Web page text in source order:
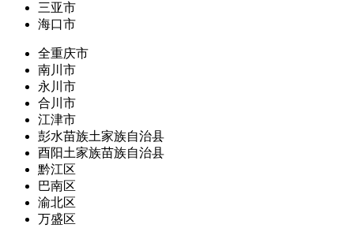
三亚市
海口市
全重庆市
南川市
永川市
合川市
江津市
彭水苗族土家族自治县
酉阳土家族苗族自治县
黔江区
巴南区
渝北区
万盛区